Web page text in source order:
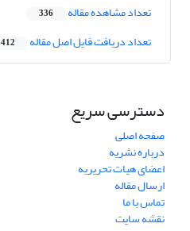
تعداد مشاهده مقاله 336
تعداد دریافت فایل اصل مقاله 412
دسترسی سریع
صفحه اصلی
درباره نشریه
اعضای هیات تحریریه
ارسال مقاله
تماس با ما
نقشه سایت